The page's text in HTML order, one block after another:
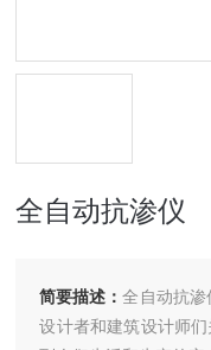
全自动抗渗仪
简要描述：全自动抗渗
设计者和建筑设计师